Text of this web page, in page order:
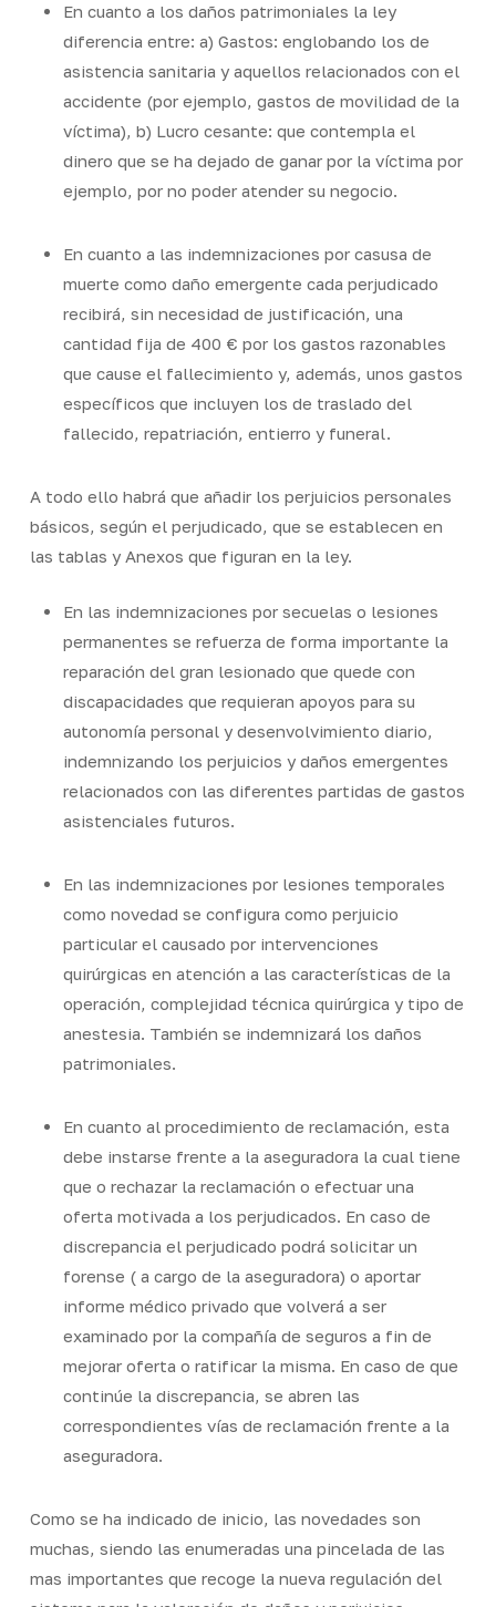
En cuanto a los daños patrimoniales la ley
diferencia entre: a) Gastos: englobando los de
asistencia sanitaria y aquellos relacionados con el
accidente (por ejemplo, gastos de movilidad de la
víctima), b) Lucro cesante: que contempla el
dinero que se ha dejado de ganar por la víctima por
ejemplo, por no poder atender su negocio.
En cuanto a las indemnizaciones por casusa de
muerte como daño emergente cada perjudicado
recibirá, sin necesidad de justificación, una
cantidad fija de 400 € por los gastos razonables
que cause el fallecimiento y, además, unos gastos
específicos que incluyen los de traslado del
fallecido, repatriación, entierro y funeral.
A todo ello habrá que añadir los perjuicios personales
básicos, según el perjudicado, que se establecen en
las tablas y Anexos que figuran en la ley.
En las indemnizaciones por secuelas o lesiones
permanentes se refuerza de forma importante la
reparación del gran lesionado que quede con
discapacidades que requieran apoyos para su
autonomía personal y desenvolvimiento diario,
indemnizando los perjuicios y daños emergentes
relacionados con las diferentes partidas de gastos
asistenciales futuros.
En las indemnizaciones por lesiones temporales
como novedad se configura como perjuicio
particular el causado por intervenciones
quirúrgicas en atención a las características de la
operación, complejidad técnica quirúrgica y tipo de
anestesia. También se indemnizará los daños
patrimoniales.
En cuanto al procedimiento de reclamación, esta
debe instarse frente a la aseguradora la cual tiene
que o rechazar la reclamación o efectuar una
oferta motivada a los perjudicados. En caso de
discrepancia el perjudicado podrá solicitar un
forense ( a cargo de la aseguradora) o aportar
informe médico privado que volverá a ser
examinado por la compañía de seguros a fin de
mejorar oferta o ratificar la misma. En caso de que
continúe la discrepancia, se abren las
correspondientes vías de reclamación frente a la
aseguradora.
Como se ha indicado de inicio, las novedades son
muchas, siendo las enumeradas una pincelada de las
mas importantes que recoge la nueva regulación del